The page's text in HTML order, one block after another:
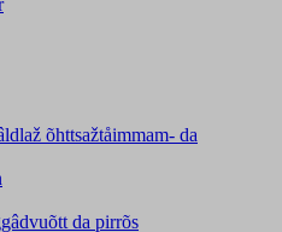
õhttsažtåimmam- da
da pirrõs